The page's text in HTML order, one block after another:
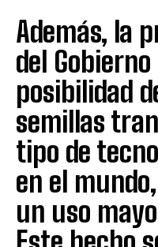
Además, la
del
posibilidad
semillas
tipo de
en el
un uso